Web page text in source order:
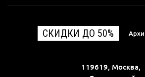
СКИДКИ ДО 50%
119619, Москва,